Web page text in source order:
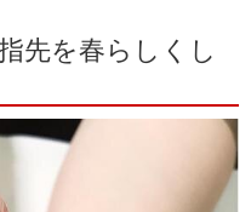
先を春らしくし